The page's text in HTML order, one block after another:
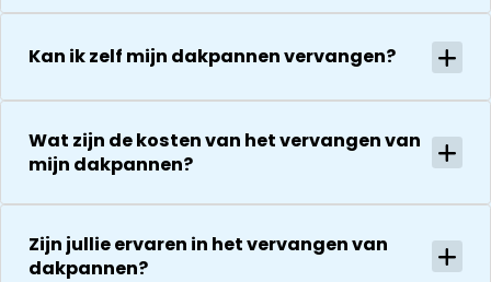
voor de
zijn
Het is nog
steeds
droog!!! Dus
sterren review
waard door
De reparatie
vervolgens
onverwachte
zaken die ze
vakkundig
gerepareerd
Kan ik zelf mijn dakpannen vervangen?
Wat zijn de kosten van het vervangen van
mijn dakpannen?
Zijn jullie ervaren in het vervangen van
dakpannen?